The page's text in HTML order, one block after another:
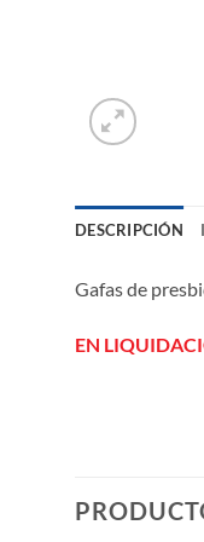
DESCRIPCIÓN
Gafas de
EN